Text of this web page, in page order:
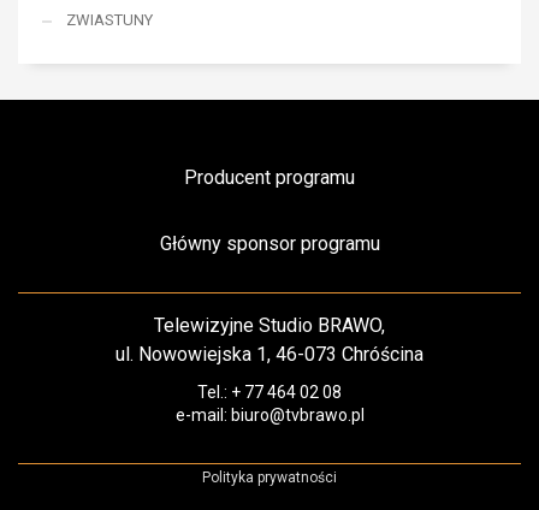
ZWIASTUNY
Producent programu
Główny sponsor programu
Telewizyjne Studio BRAWO,
ul. Nowowiejska 1, 46-073 Chróścina
Tel.: + 77 464 02 08
e-mail: biuro@tvbrawo.pl
Polityka prywatności